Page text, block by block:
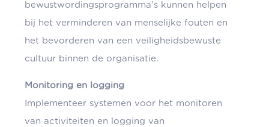
bewustwordingsprogramma’s kunnen helpen
bij het verminderen van menselijke fouten en
het bevorderen van een veiligheidsbewuste
cultuur binnen de organisatie.
Monitoring en logging
Implementeer systemen voor het monitoren
van activiteiten en logging van